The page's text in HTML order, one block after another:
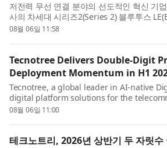
저전력 무선 연결 분야의 선도적인 혁신 기
사의 차세대 시리즈2(Series 2) 블루투스
표했다. BG2B는 업계 최고 수준의...
08월 06일 11:58
Tecnotree Delivers Double-Digit
Deployment Momentum in H1
Tecnotree, a global leader in AI-native
digital platform solutions for the
financial results for the first half of ...
08월 06일 11:00
테크노트리, 2026년 상반기 두 자릿